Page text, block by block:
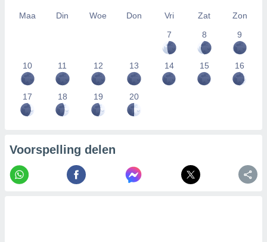
Maa Din Woe Don Vri Zat
Zon
7
8 9
10 11 12 13 14 15 16
17 18 19 20
Voorspelling delen